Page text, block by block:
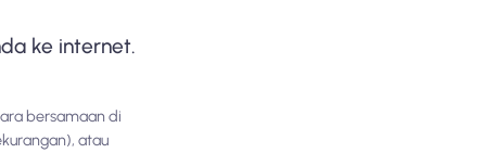
ke internet.
bersamaan di
atau